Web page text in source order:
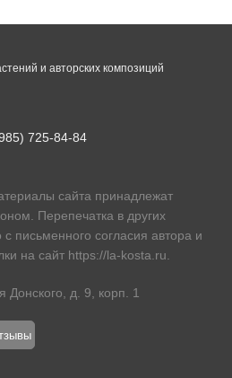
725-84-84
сайта принадлежат
Перепечатка в других
письменного согласия автора и
на сайт https://la-kosta.ru
Донского, д. 9, корп. 1